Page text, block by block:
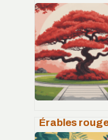
tracteur :
comparatif,
conseils et
à éviter
Érables
japonais :